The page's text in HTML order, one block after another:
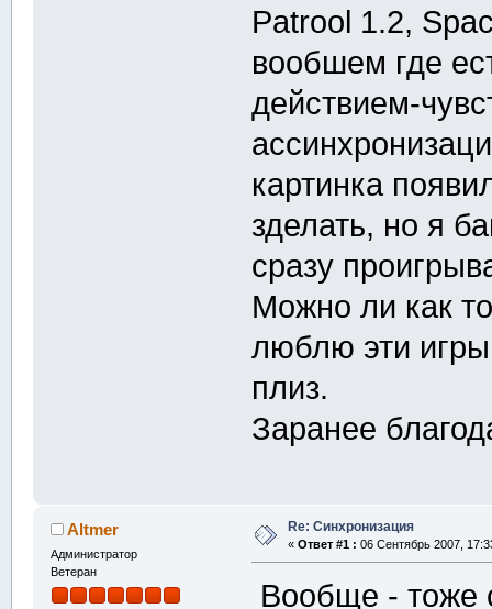
Patrool 1.2,
вообшем где
действием-
картинка
зделать, но я
сразу
Можно ли как
люблю эти игры
плиз.
Заранее
Altmer
Администратор
Ветеран
Re: Синхронизация
« Ответ #1 : 06 Сентябрь 2007,
Вообще - тоже